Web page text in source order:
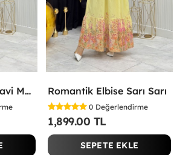
Romantik Elbise Mavi Mavi Romantik Elbise Sarı Sarı
0 Değerlendirme
1,899.00 TL
SEPETE EKLE